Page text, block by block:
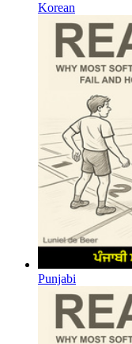
Korean
Punjabi